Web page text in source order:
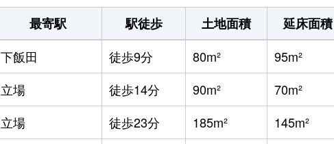
最寄駅 駅徒歩 土地面積 延床面積
下飯田 徒歩9分 80m² 95m²
立場 徒歩14分 90m² 70m²
立場 徒歩23分 185m² 145m²